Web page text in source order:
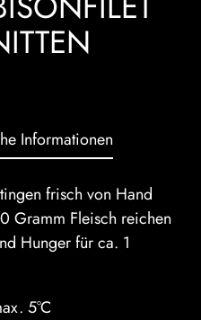
frisch von Hand
Gramm Fleisch reichen
Hunger für ca. 1
5°C
Informationen